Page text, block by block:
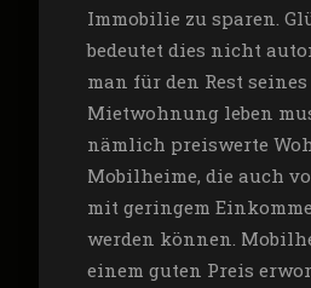
Immobilie zu sparen.
bedeutet dies nicht
man für den Rest
Mietwohnung leben
nämlich preiswerte
Mobilheime, die auch
mit geringem
werden können.
einem guten Preis